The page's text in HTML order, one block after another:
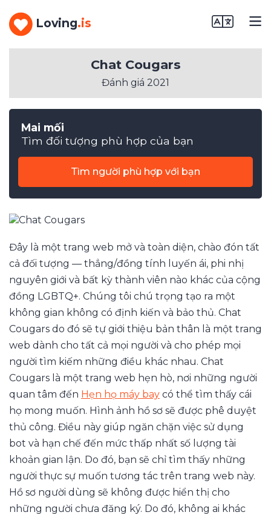
Loving.is
Mai mối
Tìm đối tượng phù hợp của bạn
Tìm người phù hợp với bạn
Chat Cougars
Đánh giá 2021
Đây là một trang web mở và toàn diện, chào đón tất
cả đối tượng –– thẳng/đồng tính luyến ái, phi nhị
nguyên giới và bất kỳ thành viên nào khác của cộng
đồng LGBTQ+. Chúng tôi chú trọng tạo ra một
không gian không có định kiến và bảo thủ. Chat
Cougars do đó sẽ tự giới thiệu bản thân là một trang
web dành cho tất cả mọi người và cho phép mọi
người tìm kiếm những điều khác nhau. Chat
Cougars là một trang web hẹn hò, nơi những người
quan tâm đến Hẹn họ máy bay có thể tìm thấy cái
họ mong muốn. Hình ảnh hồ sơ sẽ được phê duyệt
thủ công. Điều này giúp ngăn chặn việc sử dụng
bot và hạn chế đến mức thấp nhất số lượng tài
khoản gian lận. Do đó, bạn sẽ chỉ tìm thấy những
người thực sự muốn tương tác trên trang web này.
Hồ sơ người dùng sẽ không được hiển thị cho
những người chưa đăng ký. Do đó, không ai khác